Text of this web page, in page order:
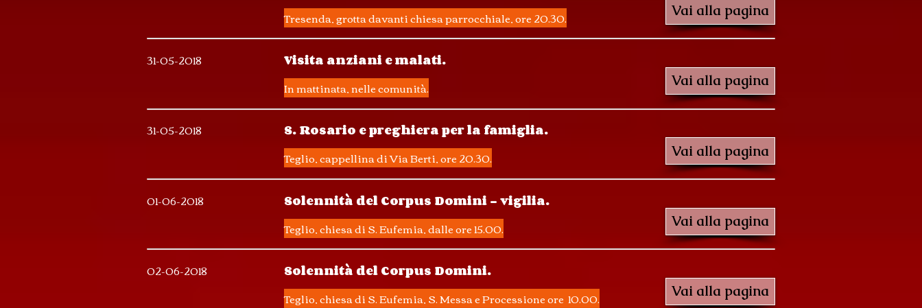
Tresenda, grotta davanti chiesa parrocchiale, ore 20.30.
Vai alla pagina
31-05-2018
Visita anziani e malati.
In mattinata, nelle comunità.
Vai alla pagina
31-05-2018
S. Rosario e preghiera per la famiglia.
Teglio, cappellina di Via Berti, ore 20.30.
Vai alla pagina
01-06-2018
Solennità del Corpus Domini - vigilia.
Teglio, chiesa di S. Eufemia, dalle ore 15.00.
Vai alla pagina
02-06-2018
Solennità del Corpus Domini.
Teglio, chiesa di S. Eufemia, S. Messa e Processione ore 10.00.
Vai alla pagina